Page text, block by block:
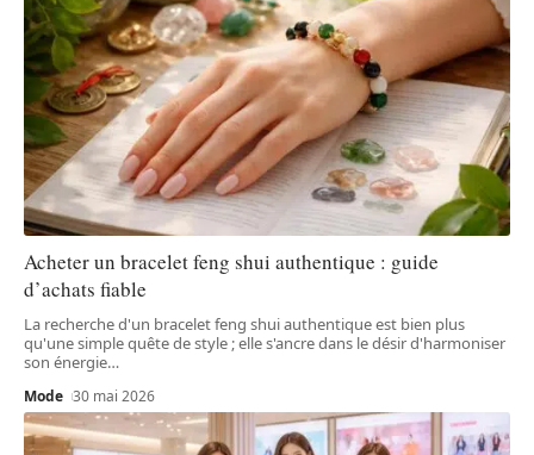
Acheter un bracelet feng shui authentique : guide
d’achats fiable
La recherche d'un bracelet feng shui authentique est bien plus
qu'une simple quête de style ; elle s'ancre dans le désir d'harmoniser
son énergie…
Mode 30 mai 2026